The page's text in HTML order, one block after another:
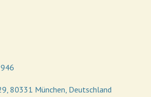
80331 München, Deutschland